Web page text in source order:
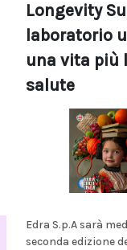
Longevity
laboratorio
una vita più
salute
Edra S.p.A sarà
seconda edizione